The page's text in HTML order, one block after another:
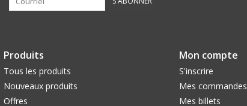
Produits
Tous les produits
Nouveaux produits
Offres
Mon compte
S'inscrire
Mes commandes
Mes billets